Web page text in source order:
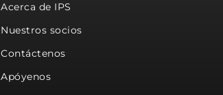
Acerca de IPS
Nuestros socios
Contáctenos
Apóyenos